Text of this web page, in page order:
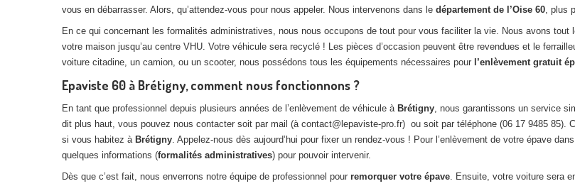
vous en débarrasser. Alors, qu’attendez-vous pour nous appeler. Nous intervenons dans le département de l’Oise 60, plus
En ce qui concernant les formalités administratives, nous nous occupons de tout pour vous faciliter la vie. Nous avons
votre maison jusqu’au centre VHU. Votre véhicule sera recyclé ! Les pièces d’occasion peuvent être revendues et le
voiture citadine, un camion, ou un scooter, nous possédons tous les équipements nécessaires pour l’enlèvement gratuit
Epaviste 60 à Brétigny, comment nous fonctionnons ?
En tant que professionnel depuis plusieurs années de l’enlèvement de véhicule à Brétigny, nous garantissons un service
dit plus haut, vous pouvez nous contacter soit par mail (à contact@lepaviste-pro.fr) ou soit par téléphone (06 17 9485 85).
si vous habitez à Brétigny. Appelez-nous dès aujourd’hui pour fixer un rendez-vous ! Pour l’enlèvement de votre épave dans
quelques informations (formalités administratives) pour pouvoir intervenir.
Dès que c’est fait, nous enverrons notre équipe de professionnel pour remorquer votre épave. Ensuite, votre voiture sera